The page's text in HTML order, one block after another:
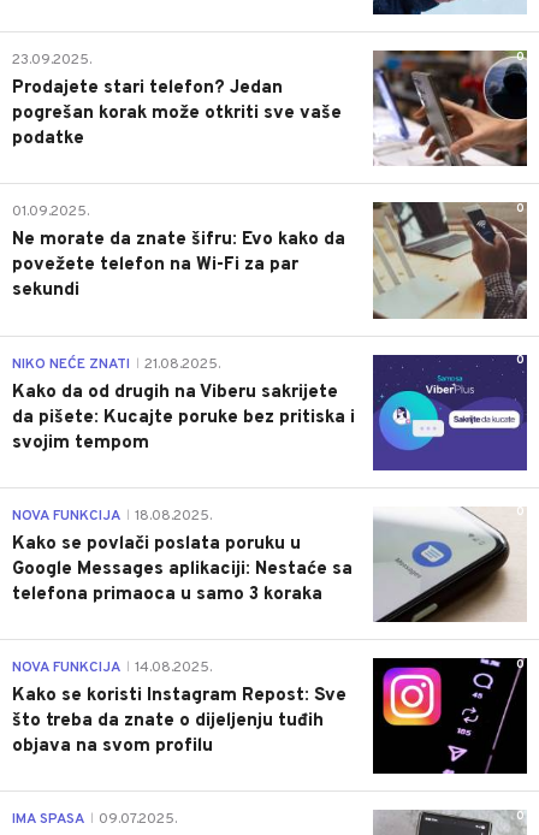
0
23.09.2025.
Prodajete stari telefon? Jedan
pogrešan korak može otkriti sve vaše
podatke
0
01.09.2025.
Ne morate da znate šifru: Evo kako da
povežete telefon na Wi-Fi za par
sekundi
0
NIKO NEĆE ZNATI 21.08.2025.
Kako da od drugih na Viberu sakrijete
da pišete: Kucajte poruke bez pritiska i
svojim tempom
0
NOVA FUNKCIJA 18.08.2025.
Kako se povlači poslata poruku u
Google Messages aplikaciji: Nestaće sa
telefona primaoca u samo 3 koraka
0
NOVA FUNKCIJA 14.08.2025.
Kako se koristi Instagram Repost: Sve
što treba da znate o dijeljenju tuđih
objava na svom profilu
0
IMA SPASA 09.07.2025.